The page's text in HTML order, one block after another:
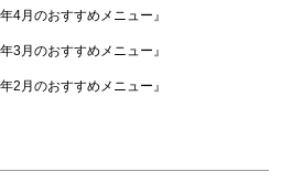
4月のおすすめメニュー』
3月のおすすめメニュー』
2月のおすすめメニュー』